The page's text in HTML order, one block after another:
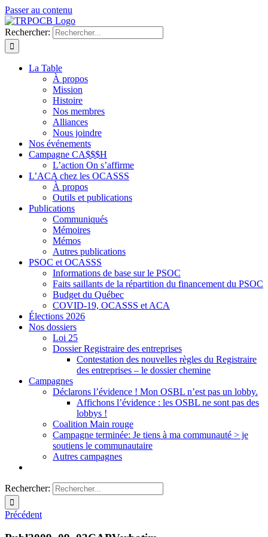
Passer au contenu
Rechercher:
La Table
À propos
Mission
Histoire
Nos membres
Alliances
Nous joindre
Nos événements
Campagne CA$$$H
L’action On s’affirme
L’ACA chez les OCASSS
À propos
Outils et publications
Publications
Communiqués
Mémoires
Mémos
Autres publications
PSOC et OCASSS
Informations de base sur le PSOC
Faits saillants de la répartition du financement du PSOC
Budget du Québec
COVID-19, OCASSS et ACA
Élections 2026
Nos dossiers
Loi 25
Dossier Registraire des entreprises
Contestation des nouvelles règles du Registraire
des entreprises – le dossier chemine
Campagnes
Déclarons l’évidence ! Mon OSBL n’est pas un lobby.
Affichons l’évidence : les OSBL ne sont pas des
lobbys !
Coalition Main rouge
Campagne terminée: Je tiens à ma communauté > je
soutiens le communautaire
Autres campagnes
Rechercher:
Précédent